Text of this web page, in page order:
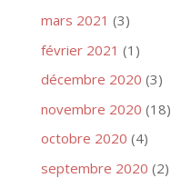
mars 2021 (3)
février 2021 (1)
décembre 2020 (3)
novembre 2020 (18)
octobre 2020 (4)
septembre 2020 (2)